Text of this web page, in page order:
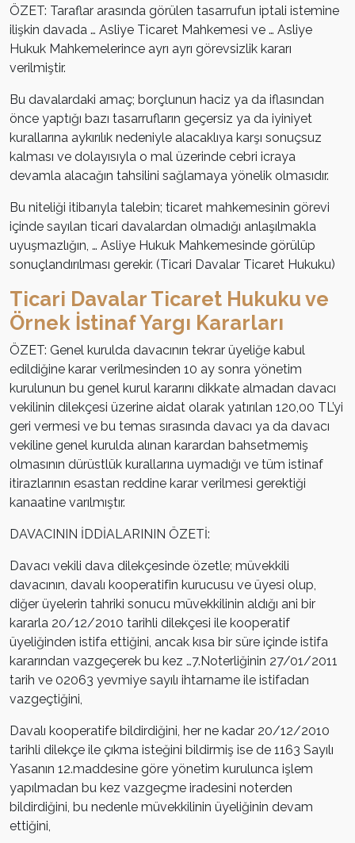
ÖZET: Taraflar arasında görülen tasarrufun iptali istemine
ilişkin davada … Asliye Ticaret Mahkemesi ve … Asliye
Hukuk Mahkemelerince ayrı ayrı görevsizlik kararı
verilmiştir.
Bu davalardaki amaç; borçlunun haciz ya da iflasından
önce yaptığı bazı tasarrufların geçersiz ya da iyiniyet
kurallarına aykırılık nedeniyle alacaklıya karşı sonuçsuz
kalması ve dolayısıyla o mal üzerinde cebri icraya
devamla alacağın tahsilini sağlamaya yönelik olmasıdır.
Bu niteliği itibarıyla talebin; ticaret mahkemesinin görevi
içinde sayılan ticari davalardan olmadığı anlaşılmakla
uyuşmazlığın, … Asliye Hukuk Mahkemesinde görülüp
sonuçlandırılması gerekir. (Ticari Davalar Ticaret Hukuku)
Ticari Davalar Ticaret Hukuku ve
Örnek İstinaf Yargı Kararları
ÖZET: Genel kurulda davacının tekrar üyeliğe kabul
edildiğine karar verilmesinden 10 ay sonra yönetim
kurulunun bu genel kurul kararını dikkate almadan davacı
vekilinin dilekçesi üzerine aidat olarak yatırılan 120,00 TL’yi
geri vermesi ve bu temas sırasında davacı ya da davacı
vekiline genel kurulda alınan karardan bahsetmemiş
olmasının dürüstlük kurallarına uymadığı ve tüm istinaf
itirazlarının esastan reddine karar verilmesi gerektiği
kanaatine varılmıştır.
DAVACININ İDDİALARININ ÖZETİ:
Davacı vekili dava dilekçesinde özetle; müvekkili
davacının, davalı kooperatifin kurucusu ve üyesi olup,
diğer üyelerin tahriki sonucu müvekkilinin aldığı ani bir
kararla 20/12/2010 tarihli dilekçesi ile kooperatif
üyeliğinden istifa ettiğini, ancak kısa bir süre içinde istifa
kararından vazgeçerek bu kez …7.Noterliğinin 27/01/2011
tarih ve 02063 yevmiye sayılı ihtarname ile istifadan
vazgeçtiğini,
Davalı kooperatife bildirdiğini, her ne kadar 20/12/2010
tarihli dilekçe ile çıkma isteğini bildirmiş ise de 1163 Sayılı
Yasanın 12.maddesine göre yönetim kurulunca işlem
yapılmadan bu kez vazgeçme iradesini noterden
bildirdiğini, bu nedenle müvekkilinin üyeliğinin devam
ettiğini,